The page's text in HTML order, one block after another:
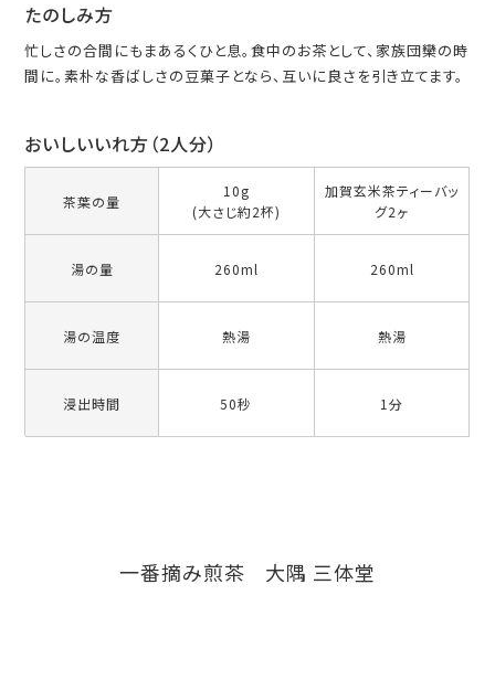
たのしみ方
忙しさの合間にもまあるくひと息。食中のお茶として、家族団欒の時
間に。素朴な香ばしさの豆菓子となら、互いに良さを引き立てます。
おいしいいれ方（2人分）
茶葉の量
湯の量
湯の温度
浸出時間
10g
(大さじ約2杯)
260ml
熱湯
50秒
加賀玄米茶ティーバッ
グ2ヶ
260ml
熱湯
1分
一番摘み煎茶 大隅 三体堂